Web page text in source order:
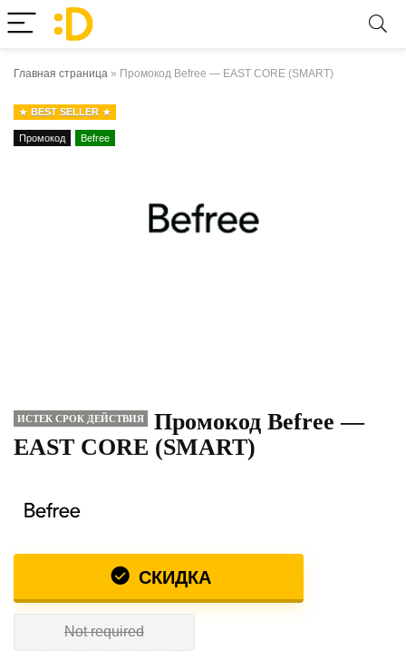
Главная страница » Промокод Befree — EAST CORE (SMART)
BEST SELLER
Промокод Befree
ИСТЕК СРОК ДЕЙСТВИЯ
Промокод Befree —
EAST CORE (SMART)
СКИДКА
Not required